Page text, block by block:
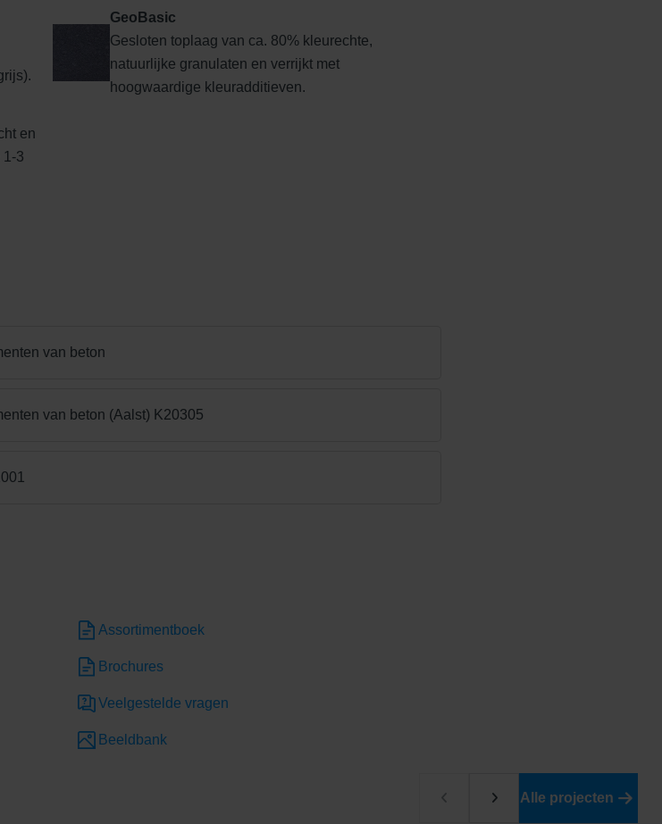
GeoBasic
Gesloten toplaag van ca. 80% kleurechte,
natuurlijke granulaten en verrijkt met
hoogwaardige kleuradditieven.
en
1-3
van beton
van beton (Aalst) K20305
Assortimentboek
Brochures
Veelgestelde vragen
Beeldbank
Alle projecten